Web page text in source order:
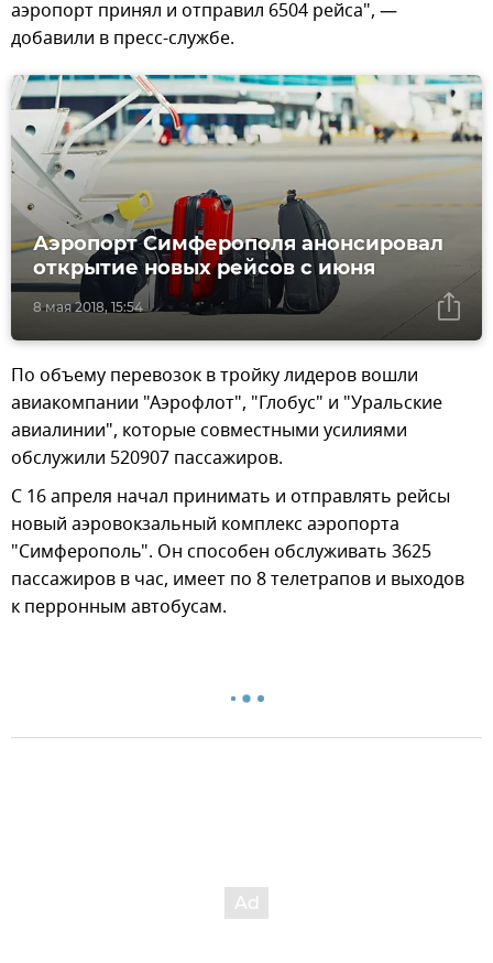
аэропорт принял и отправил 6504 рейса", —
добавили в пресс-службе.
8 мая 2018, 15:54
Аэропорт Симферополя анонсировал
открытие новых рейсов с июня
По объему перевозок в тройку лидеров вошли
авиакомпании "Аэрофлот", "Глобус" и "Уральские
авиалинии", которые совместными усилиями
обслужили 520907 пассажиров.
С 16 апреля начал принимать и отправлять рейсы
новый аэровокзальный комплекс аэропорта
"Симферополь". Он способен обслуживать 3625
пассажиров в час, имеет по 8 телетрапов и выходов
к перронным автобусам.